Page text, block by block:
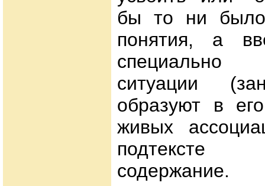
бы то ни было
понятия, а
специально
ситуации
образуют в
живых
подтексте
содержание.